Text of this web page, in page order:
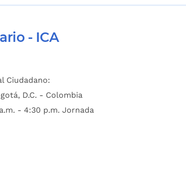
- ICA
Ciudadano:
D.C. - Colombia
- 4:30 p.m. Jornada